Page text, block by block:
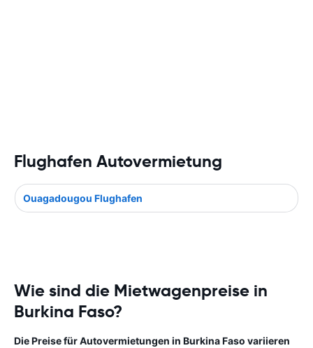
Flughafen Autovermietung
Ouagadougou Flughafen
Wie sind die Mietwagenpreise in
Burkina Faso?
Die Preise für Autovermietungen in Burkina Faso variieren